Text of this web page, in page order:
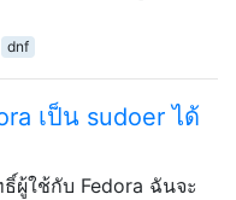
dnf
เป็น sudoer ได้
ผู้ใช้กับ Fedora ฉันจะ